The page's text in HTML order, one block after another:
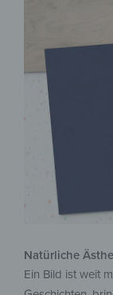
Natürliche
Ein Bild ist weit